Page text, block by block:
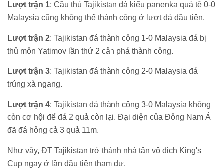
Lượt trận 1: Cầu thủ Tajikistan đá kiểu panenka quá tệ 0-0
Malaysia cũng không thể thành công ở lượt đá đầu tiên.
Lượt trận 2: Tajikistan đá thành công 1-0 Malaysia đá bị
thủ môn Yatimov lần thứ 2 cản phá thành công.
Lượt trận 3: Tajikistan đá thành công 2-0 Malaysia đá
trúng xà ngang.
Lượt trận 4: Tajikistan đá thành công 3-0 Malaysia không
còn cơ hội để đá 2 quả còn lại. Đại diện của Đông Nam Á
đã đá hỏng cả 3 quả 11m.
Như vậy, ĐT Tajikistan trở thành nhà tân vô địch King's
Cup ngay ở lần đầu tiên tham dự.